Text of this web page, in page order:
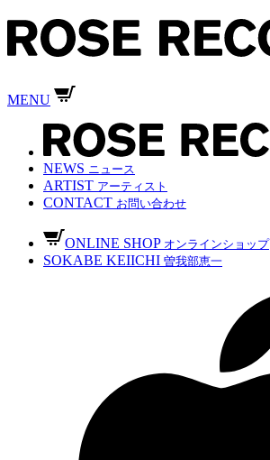
MENU
NEWS ニュース
ARTIST アーティスト
CONTACT お問い合わせ
ONLINE SHOP オンラインショップ
SOKABE KEIICHI 曽我部恵一